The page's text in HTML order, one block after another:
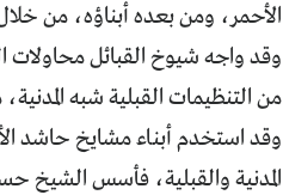
الأحمر، ومن بعده أبناؤه، من
وقد واجه شيوخ القبائل محاولات
من التنظيمات القبلية شبه
وقد استخدم أبناء مشايخ حاشد
المدنية والقبلية، فأسس الشيخ